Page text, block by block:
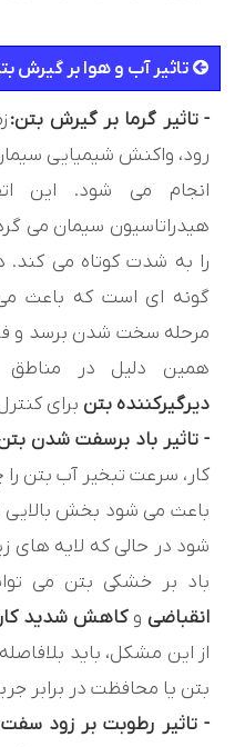
تاثیر آب و هوا بر گیرش
- تاثیر گرما بر گیرش بتن:
رود، واکنش شیمیایی
انجام می شود. این
هیدراتاسیون سیمان می
را به شدت کوتاه می کند.
گونه ای است که باعث
مرحله سخت شدن برسد و
همین دلیل در مناطق
دیرگیرکننده بتن برای
- تاثیر باد برسفت شدن
کار، سرعت تبخیر آب بتن
باعث می شود بخش
شود در حالی که لایه های
باد بر خشکی بتن می
انقباضی و کاهش شدید
از این مشکل، باید
بتن یا محافظت در برابر
- تاثیر رطوبت بر زود